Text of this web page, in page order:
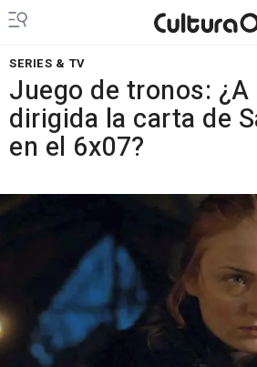
SERIES & TV
Juego de tronos:
dirigida la carta de
en el 6x07?